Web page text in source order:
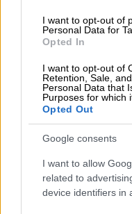
I want to opt-out of
Personal Data for
Opted In
I want to opt-out of
Retention, Sale,
Personal Data that
Purposes for which
Opted Out
Google consents
I want to allow
related to
device identifiers in
Ο Βαλαντσιούνας
τους Κινγκς
εγγυημένο
εκατομμυρίων
σεζόν. Στο
χρόνο
μπροστά του,
«παίζει» για τη
Το λιθουανικό
πληροφορίες από